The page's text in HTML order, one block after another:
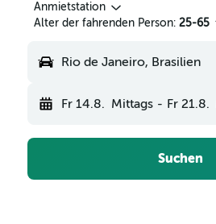
Anmietstation
Alter der fahrenden Person: 25-65
Rio de Janeiro, Brasilien
Fr 14.8. Mittags - Fr 21.8.
Suchen